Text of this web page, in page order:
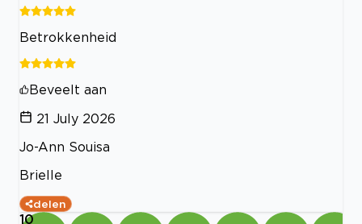
Betrokkenheid
Beveelt aan
21 July 2026
Jo-Ann Souisa
Brielle
delen
10